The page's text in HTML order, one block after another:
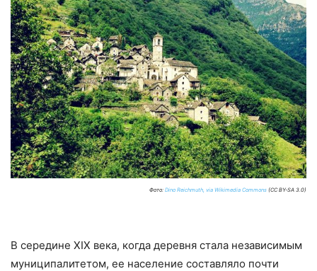
Фото: Dino Reichmuth, via Wikimedia Commons (CC BY-SA 3.0)
В середине XIX века, когда деревня стала независимым
муниципалитетом, ее население составляло почти